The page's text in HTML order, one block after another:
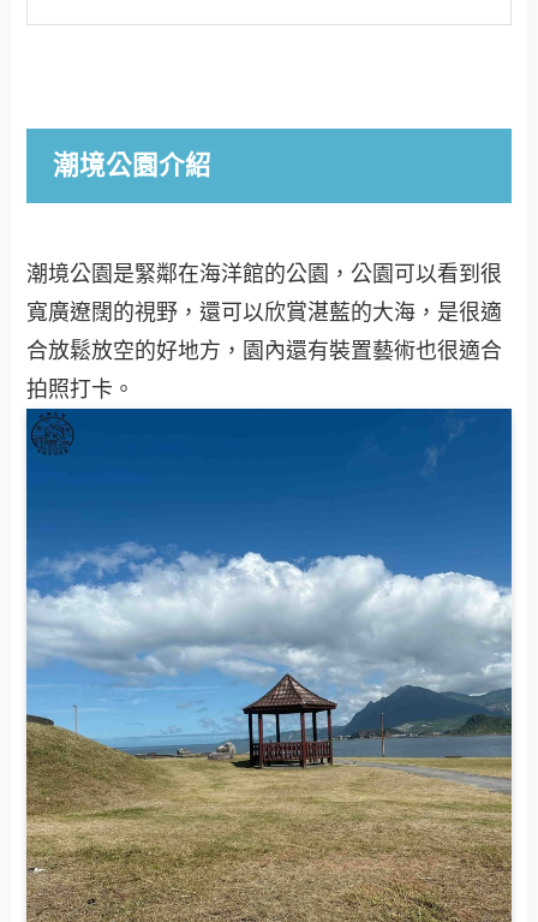
潮境公園介紹
潮境公園是緊鄰在海洋館的公園，公園可以看到很
寬廣遼闊的視野，還可以欣賞湛藍的大海，是很適
合放鬆放空的好地方，園內還有裝置藝術也很適合
拍照打卡。